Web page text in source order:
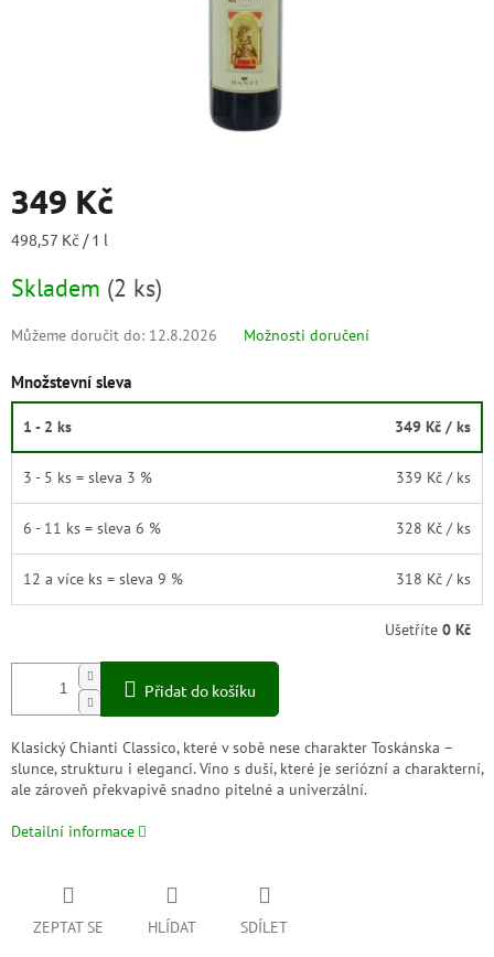
349 Kč
Měrná
498,57 Kč / 1 l
Skladem (2 ks)
Můžeme doručit do: 12.8.2026 Možnosti doručení
Množstevní sleva
1 - 2 ks 349 Kč / ks
3 - 5 ks = sleva 3 % 339 Kč / ks
6 - 11 ks = sleva 6 % 328 Kč / ks
12 a více ks = sleva 9 % 318 Kč / ks
Ušetříte 0 Kč
Přidat do košíku
Klasický Chianti Classico, které v sobě nese charakter Toskánska –
slunce, strukturu i eleganci. Víno s duší, které je seriózní a charakterní,
ale zároveň překvapivě snadno pitelné a univerzální.
Detailní informace
ZEPTAT SE HLÍDAT SDÍLET